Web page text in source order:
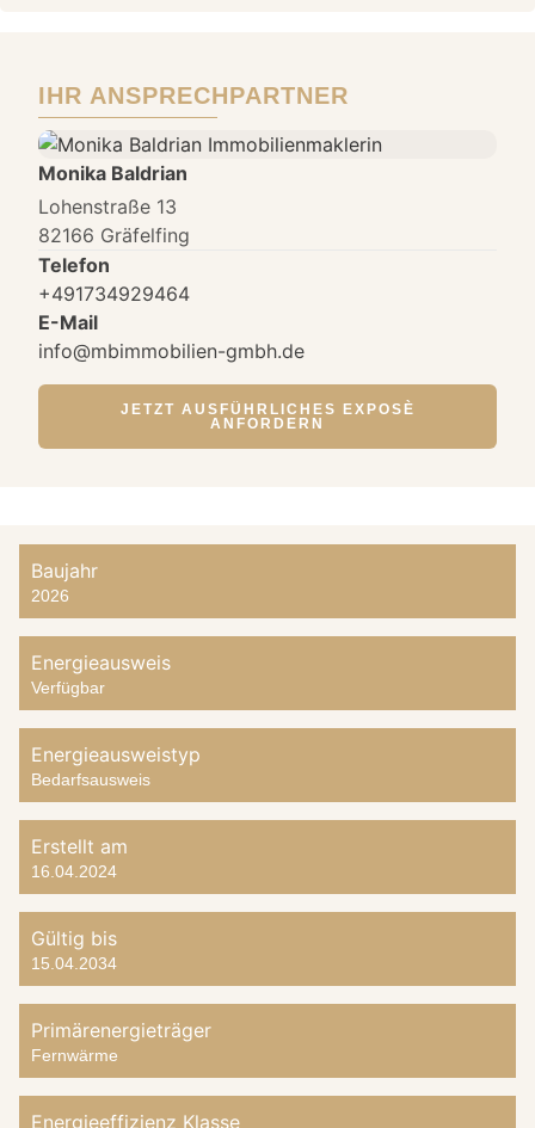
IHR ANSPRECHPARTNER
Monika Baldrian
Lohenstraße 13
82166 Gräfelfing
Telefon
+491734929464
E-Mail
info@mbimmobilien-gmbh.de
JETZT AUSFÜHRLICHES EXPOSÈ
ANFORDERN
Baujahr
2026
Energieausweis
Verfügbar
Energie­ausweistyp
Bedarfsausweis
Erstellt am
16.04.2024
Gültig bis
15.04.2034
Primärenergieträger
Fernwärme
Energieeffizienz Klasse